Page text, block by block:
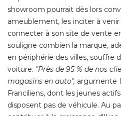
showroom pourrait dès lors
ameublement, les inciter à
connecter à son site de vente
souligne combien la marque,
en périphérie des villes, souffre
voiture. "Près de 95 % de nos
magasins en auto", argumente
Franciliens, dont les jeunes
disposent pas de véhicule. Au